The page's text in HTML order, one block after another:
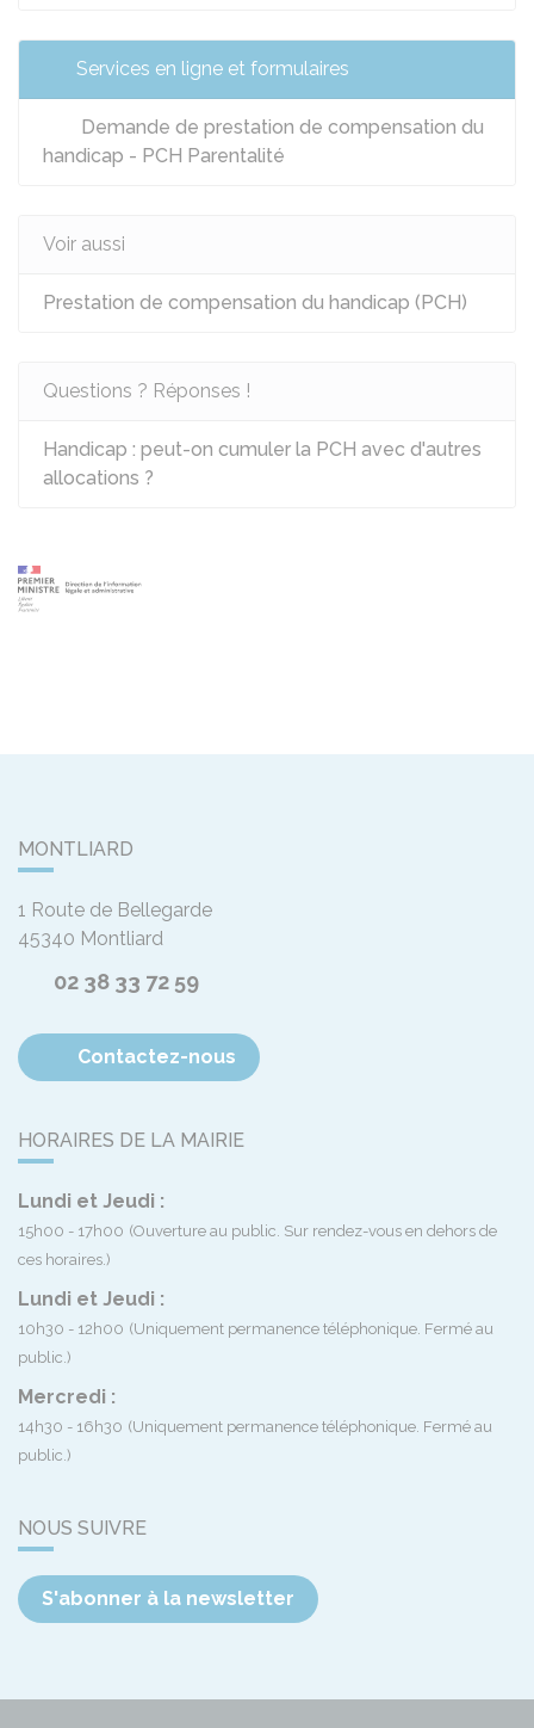
Services en ligne et formulaires
Demande de prestation de compensation du
handicap - PCH Parentalité
Voir aussi
Prestation de compensation du handicap (PCH)
Questions ? Réponses !
Handicap : peut-on cumuler la PCH avec d'autres
allocations ?
MONTLIARD
1 Route de Bellegarde
45340 Montliard
02 38 33 72 59
Contactez-nous
HORAIRES DE LA MAIRIE
Lundi et Jeudi :
15h00 - 17h00 (Ouverture au public. Sur rendez-vous en dehors de
ces horaires.)
Lundi et Jeudi :
10h30 - 12h00 (Uniquement permanence téléphonique. Fermé au
public.)
Mercredi :
14h30 - 16h30 (Uniquement permanence téléphonique. Fermé au
public.)
NOUS SUIVRE
S'abonner à la newsletter